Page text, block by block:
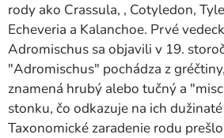
rody ako Crassula, , Cotyledon,
Echeveria a Kalanchoe. Prvé
Adromischus sa objavili v 19.
"Adromischus" pochádza z
znamená hrubý alebo tučný a
stonku, čo odkazuje na ich
Taxonomické zaradenie rodu